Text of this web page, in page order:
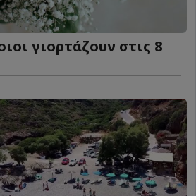
γιορτάζουν στις 8